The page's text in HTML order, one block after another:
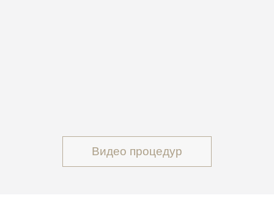
Видео процедур